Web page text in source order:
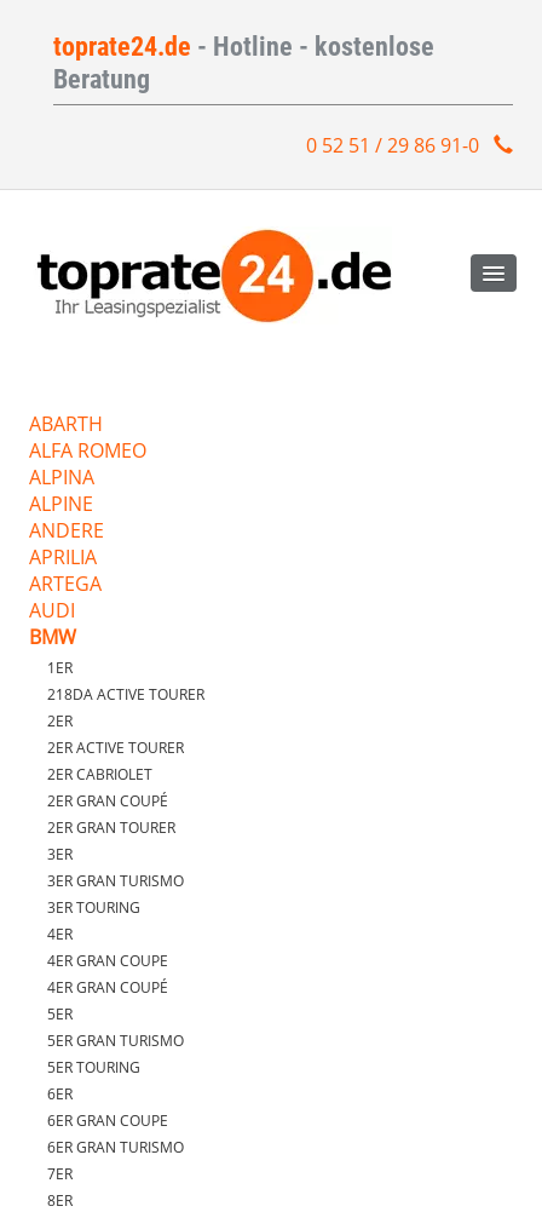
toprate24.de - Hotline - kostenlose
Beratung
0 52 51 / 29 86 91-0
ABARTH
ALFA ROMEO
ALPINA
ALPINE
ANDERE
APRILIA
ARTEGA
AUDI
BMW
1ER
218DA ACTIVE TOURER
2ER
2ER ACTIVE TOURER
2ER CABRIOLET
2ER GRAN COUPÉ
2ER GRAN TOURER
3ER
3ER GRAN TURISMO
3ER TOURING
4ER
4ER GRAN COUPE
4ER GRAN COUPÉ
5ER
5ER GRAN TURISMO
5ER TOURING
6ER
6ER GRAN COUPE
6ER GRAN TURISMO
7ER
8ER